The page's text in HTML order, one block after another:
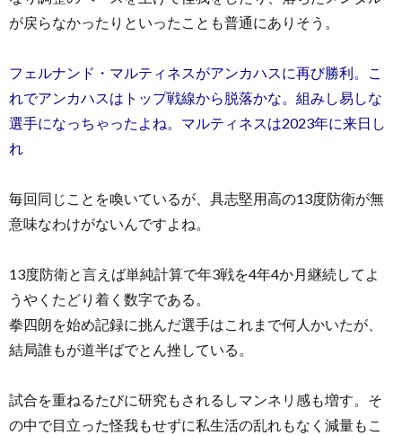
が戻らなかったりといったことも普通にありそう。
フェルナンド・マルティネスがアンカハスに再び勝利。こ
れでアンカハスはトップ戦線から脱落かな。組みし易しな
選手になっちゃったよね。マルティネスは2023年に来日し
れ
毎回同じことを喚いているが、具志堅用高の13度防衛が無
意味なわけがないんですよね。
13度防衛と言えば単純計算で年3戦を4年4か月継続してよ
うやくたどり着く数字である。
拳四朗を始め記録に挑んだ選手はこれまで何人かいたが、
結局誰もが道半ばでとん挫している。
試合を重ねるたびに研究もされるしマンネリ感も増す。そ
の中で目立った怪我もせずに私生活の乱れもなく減量もこ